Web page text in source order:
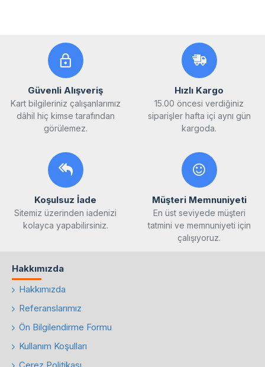
Güvenli Alışveriş
Kart bilgileriniz çalışanlarımız
dâhil hiç kimse tarafından
görülemez.
Hızlı Kargo
15.00 öncesi verdiğiniz
siparişler hafta içi aynı gün
kargoda.
Koşulsuz İade
Sitemiz üzerinden iadenizi
kolayca yapabilirsiniz.
Müşteri Memnuniyeti
En üst seviyede müşteri
tatmini ve memnuniyeti için
çalışıyoruz.
Hakkımızda
Hakkımızda
Referanslarımız
Ön Bilgilendirme Formu
Kullanım Koşulları